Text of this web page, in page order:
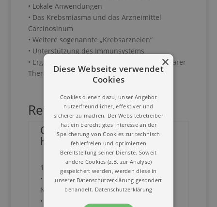
• Lokale Anwendungen
• Das Krebsmiasma und das Arzneimittel
Carcinosinum
• Weitere sogenannte „Krebsarzneien“
• Unterstützung des Immunsystems
• Ergänzende Maßnahmen mit orthomolekularer
Therapie, Schüßlersalzen undPhytotherapie
Referent
Carolin Hacker,
Heilpraktikerin
• Jahrgang
1961, eine erwachsene Tochter
• Praxis für klassischeHomöopathieu.
Naturheilkunde in Stuttgart seit 1991
• Homöopathische Ausbildung bei J.
Diese Webseite verwendet
Cookies
Cookies dienen dazu, unser Angebot
nutzerfreundlicher, effektiver und
sicherer zu machen. Der Websitebetreiber
hat ein berechtigtes Interesse an der
Speicherung von Cookies zur technisch
fehlerfreien und optimierten
Bereitstellung seiner Dienste. Soweit
andere Cookies (z.B. zur Analyse)
gespeichert werden, werden diese in
unserer Datenschutzerklärung gesondert
behandelt. Datenschutzerklärung
×